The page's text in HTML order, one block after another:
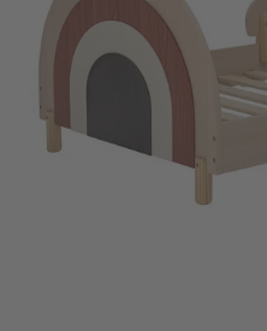
Wunschliste hinzufügen